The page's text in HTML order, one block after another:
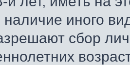
иного
сбор